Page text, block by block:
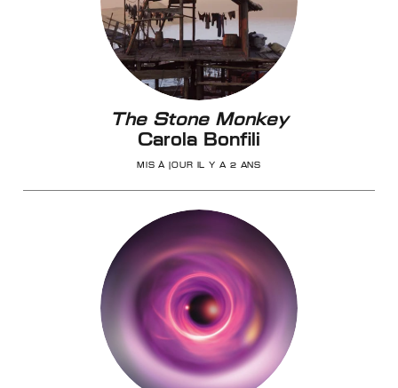
The Stone Monkey
Carola Bonfili
MIS À JOUR IL Y A 2 ANS